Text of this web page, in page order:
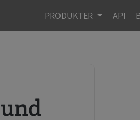
PRODUKTER API